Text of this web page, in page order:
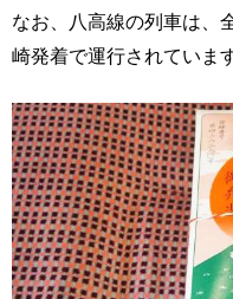
なお、八高線の列車は、
崎発着で運行されています